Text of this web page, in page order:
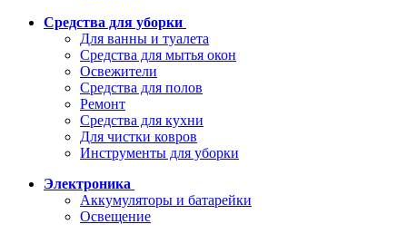
Средства для уборки
Для ванны и туалета
Средства для мытья окон
Освежители
Средства для полов
Ремонт
Средства для кухни
Для чистки ковров
Инструменты для уборки
Электроника
Аккумуляторы и батарейки
Освещение